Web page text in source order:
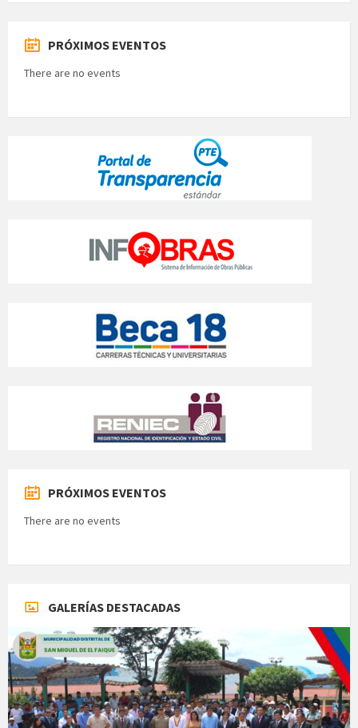
PRÓXIMOS EVENTOS
There are no events
PRÓXIMOS EVENTOS
There are no events
GALERÍAS DESTACADAS